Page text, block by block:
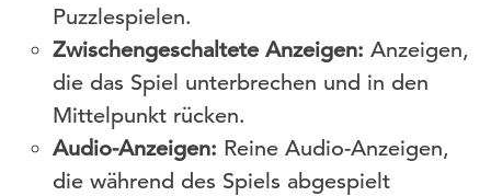
Puzzlespielen.
Zwischengeschaltete Anzeigen: Anzeigen,
die das Spiel unterbrechen und in den
Mittelpunkt rücken.
Audio-Anzeigen: Reine Audio-Anzeigen,
die während des Spiels abgespielt